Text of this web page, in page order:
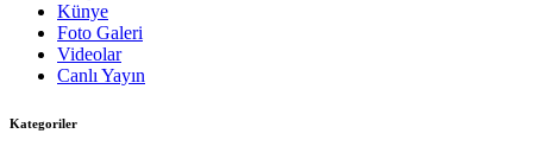
Künye
Foto Galeri
Videolar
Canlı Yayın
Kategoriler